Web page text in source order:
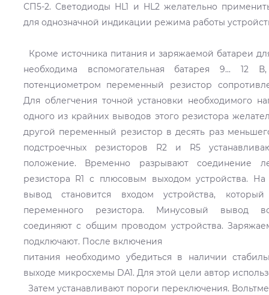
СП5-2. Светодиоды HL1 и HL2 желательно
для однозначной индикации режима работы
Кроме источника питания и заряжаемой батареи
необходима вспомогательная батарея 9... 12
потенциометром переменный резистор
Для облегчения точной установки необходимого
одного из крайних выводов этого резистора
другой переменный резистор в десять раз
подстроечных резисторов R2 и R5
положение. Временно разрывают соединение
резистора R1 с плюсовым выходом устройства.
вывод становится входом устройства,
переменного резистора. Минусовый вывод
соединяют с общим проводом устройства.
подключают. После включения
питания необходимо убедиться в наличии
выходе микросхемы DA1. Для этой цели автор
Затем устанавливают пороги переключения.